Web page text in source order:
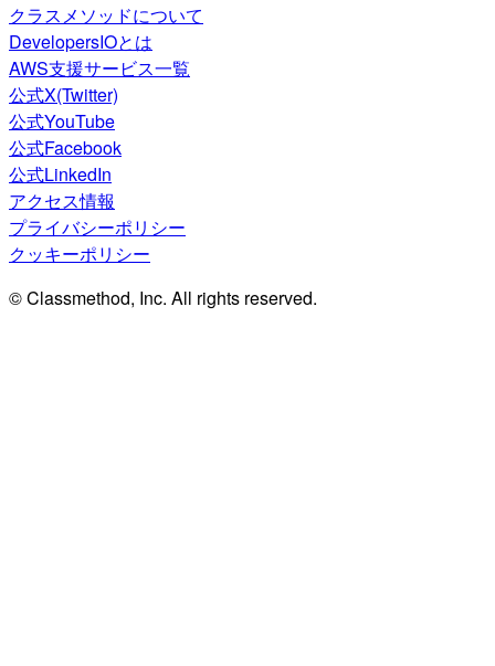
クラスメソッドについて
DevelopersIOとは
AWS支援サービス一覧
公式X(Twitter)
公式YouTube
公式Facebook
公式LinkedIn
アクセス情報
プライバシーポリシー
クッキーポリシー
© Classmethod, Inc. All rights reserved.